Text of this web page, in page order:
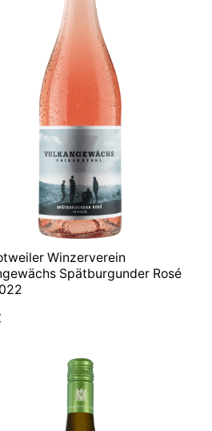
Winzerverein
Spätburgunder Rosé